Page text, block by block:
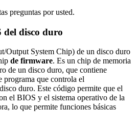
preguntas por usted.
del disco duro
Output System Chip) de un disco duro
de firmware. Es un chip de memoria
de un disco duro, que contiene
programa que controla el
duro. Este código permite que el
el BIOS y el sistema operativo de la
lo que permite funciones básicas